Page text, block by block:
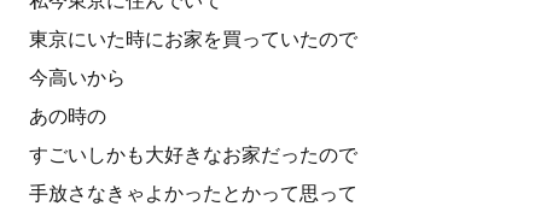
東京にいた時にお家を買っていたので
今高いから
あの時の
すごいしかも大好きなお家だったので
手放さなきゃよかったとかって思って